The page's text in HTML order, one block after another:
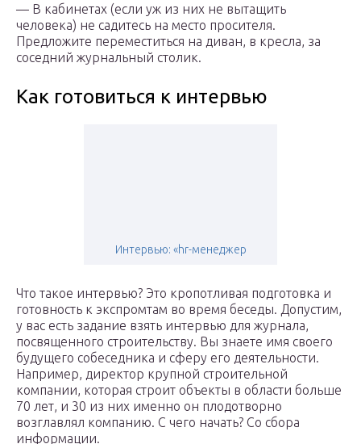
— В кабинетах (если уж из них не вытащить
человека) не садитесь на место просителя.
Предложите переместиться на диван, в кресла, за
соседний журнальный столик.
Как готовиться к интервью
Интервью: «hr-менеджер
Что такое интервью? Это кропотливая подготовка и
готовность к экспромтам во время беседы. Допустим,
у вас есть задание взять интервью для журнала,
посвященного строительству. Вы знаете имя своего
будущего собеседника и сферу его деятельности.
Например, директор крупной строительной
компании, которая строит объекты в области больше
70 лет, и 30 из них именно он плодотворно
возглавлял компанию. С чего начать? Со сбора
информации.